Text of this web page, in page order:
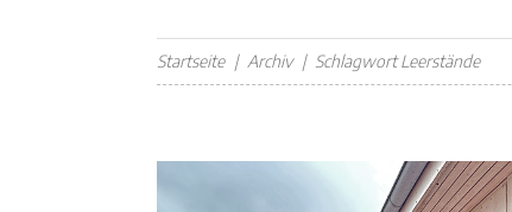
Startseite Archiv Schlagwort Leerstände